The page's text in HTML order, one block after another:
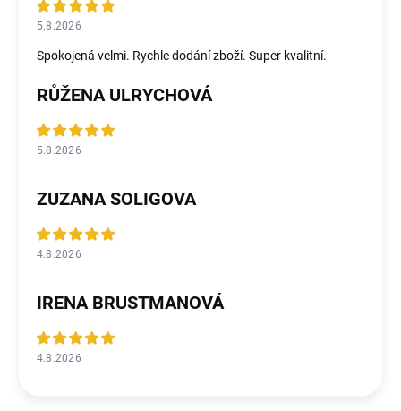
5.8.2026
Spokojená velmi. Rychle dodání zboží. Super kvalitní.
RŮŽENA ULRYCHOVÁ
5.8.2026
ZUZANA SOLIGOVA
4.8.2026
IRENA BRUSTMANOVÁ
4.8.2026